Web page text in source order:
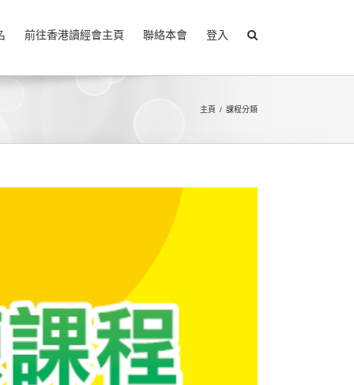
前往香港讀經會主頁 聯絡本會 登入
主頁 課程分類